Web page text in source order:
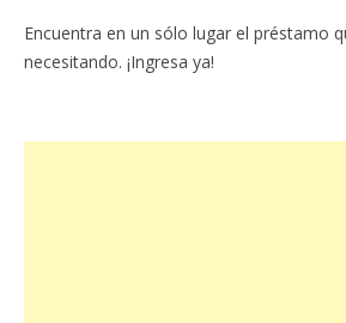
Encuentra en un sólo lugar el préstamo
necesitando. ¡Ingresa ya!